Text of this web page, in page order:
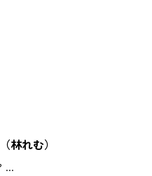
林れむ）
...